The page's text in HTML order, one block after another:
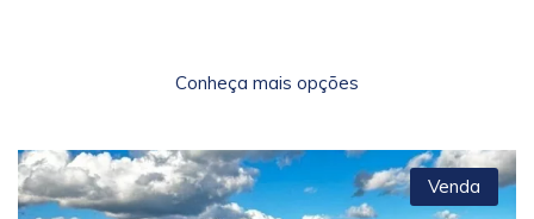
Conheça mais opções
Venda